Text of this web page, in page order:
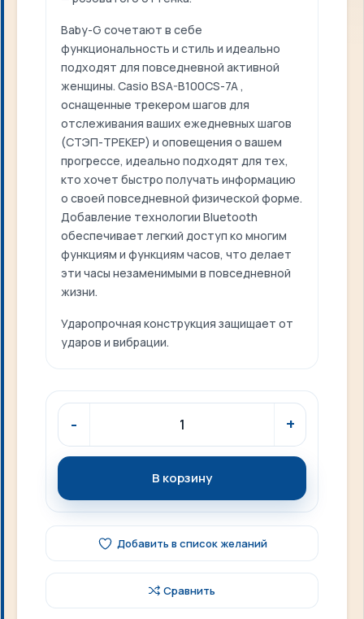
Baby-G сочетают в себе
функциональность и стиль и идеально
подходят для повседневной активной
женщины. Casio BSA-B100CS-7A ,
оснащенные трекером шагов для
отслеживания ваших ежедневных шагов
(СТЭП-ТРЕКЕР) и оповещения о вашем
прогрессе, идеально подходят для тех,
кто хочет быстро получать информацию
о своей повседневной физической форме.
Добавление технологии Bluetooth
обеспечивает легкий доступ ко многим
функциям и функциям часов, что делает
эти часы незаменимыми в повседневной
жизни.
Ударопрочная конструкция защищает от
ударов и вибрации.
В корзину
Добавить в список желаний
Сравнить